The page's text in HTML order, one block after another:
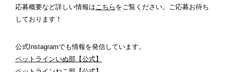
応募概要など詳しい情報は こちら をご覧ください。ご応募お待ち
しております！
公式Instagramでも情報を発信しています。
ペットラインいぬ部【公式】